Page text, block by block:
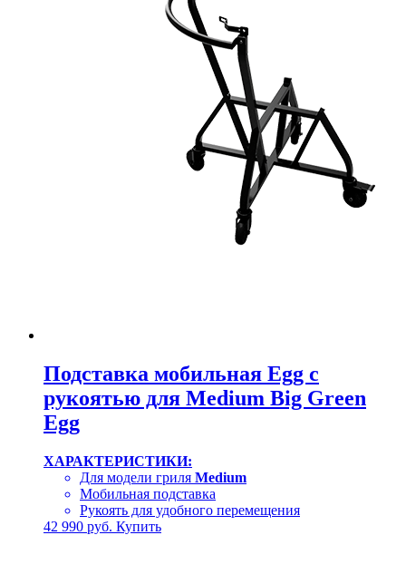
Подставка мобильная Egg с
рукоятью для Medium Big Green
Egg
ХАРАКТЕРИСТИКИ:
Для модели гриля Medium
Мобильная подставка
Рукоять для удобного перемещения
42 990 руб. Купить